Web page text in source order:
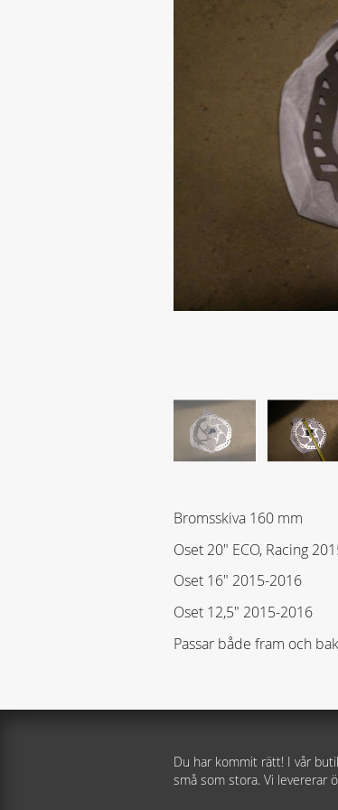
Bromsskiva 160 mm
Oset 20" ECO, Racing
Oset 16" 2015-2016
Oset 12,5" 2015-2016
Passar både fram och bak
Du har kommit rätt! I vår
små som stora. Vi levererar